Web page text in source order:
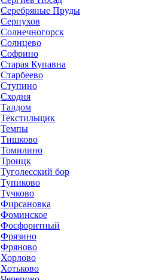
Серебряные Пруды
Серпухов
Солнечногорск
Солнцево
Софрино
Старая Купавна
Старбеево
Ступино
Сходня
Талдом
Текстильщик
Темпы
Тишково
Томилино
Троицк
Туголесский бор
Тупиково
Тучково
Фирсановка
Фоминское
Фосфоритный
Фрязино
Фряново
Хорлово
Хотьково